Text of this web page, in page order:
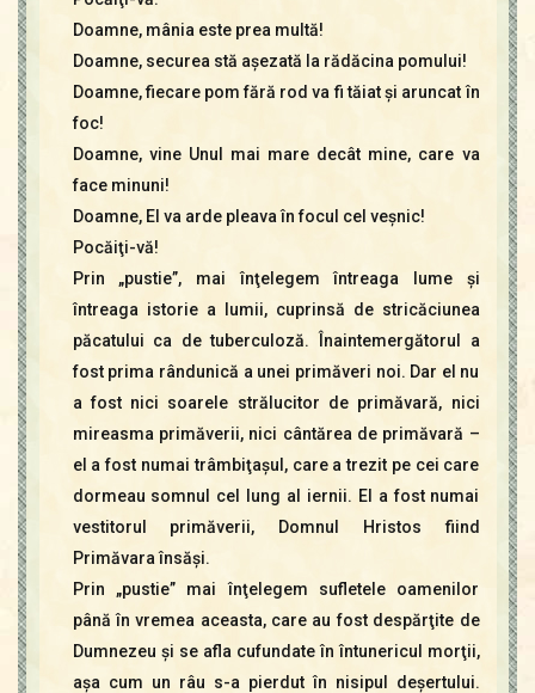
Doamne, mânia este prea multă!
Doamne, securea stă aşezată la rădăcina pomului!
Doamne, fiecare pom fără rod va fi tăiat şi aruncat în
foc!
Doamne, vine Unul mai mare decât mine, care va
face minuni!
Doamne, El va arde pleava în focul cel veşnic!
Pocăiţi-vă!
Prin „pustie”, mai înţelegem întreaga lume şi
întreaga istorie a lumii, cuprinsă de stricăciunea
păcatului ca de tuberculoză. Înaintemergătorul a
fost prima rândunică a unei primăveri noi. Dar el nu
a fost nici soarele strălucitor de primăvară, nici
mireasma primăverii, nici cântărea de primăvară –
el a fost numai trâmbiţaşul, care a trezit pe cei care
dormeau somnul cel lung al iernii. El a fost numai
vestitorul primăverii, Domnul Hristos fiind
Primăvara însăşi.
Prin „pustie” mai înţelegem sufletele oamenilor
până în vremea aceasta, care au fost despărţite de
Dumnezeu şi se afla cufundate în întunericul morţii,
aşa cum un râu s-a pierdut în nisipul deşertului.